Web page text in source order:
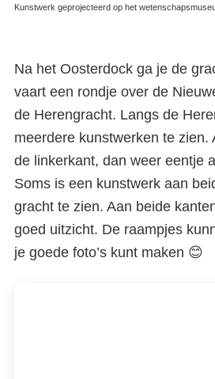
Kunstwerk geprojecteerd op het
Na het Oosterdock ga je de
vaart een rondje over de
de Herengracht. Langs de
meerdere kunstwerken te zien.
de linkerkant, dan weer eentje
Soms is een kunstwerk aan
gracht te zien. Aan beide
goed uitzicht. De raampjes
je goede foto’s kunt maken 😊